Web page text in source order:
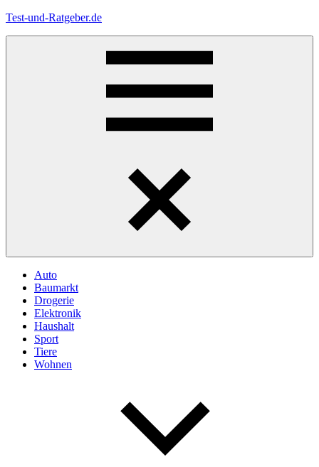
Zum
Test-und-Ratgeber.de
Auto
Baumarkt
Drogerie
Elektronik
Haushalt
Sport
Tiere
Wohnen